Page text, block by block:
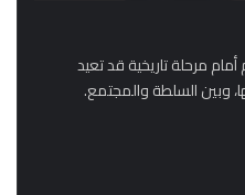
مرحلة تاريخية قد تعيد
وبين السلطة والمجتمع.